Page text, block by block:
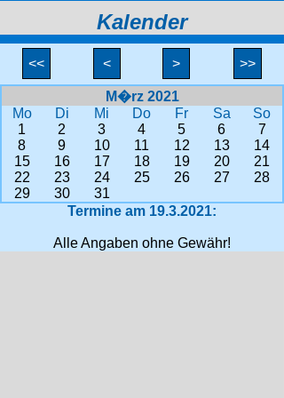
Kalender
<< < > >>
M�rz 2021
Mo
Di Mi Do Fr Sa
So
1
2 3 4 5 6
7
8
9 10 11 12 13
14
15
16 17 18 19 20
21
22
23 24 25 26 27
28
29
30
31
Termine am 19.3.2021:
Alle Angaben ohne Gewähr!